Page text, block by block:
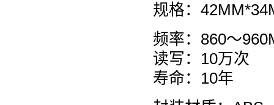
规格：
频率：860～
读写：10万次
寿命：10年